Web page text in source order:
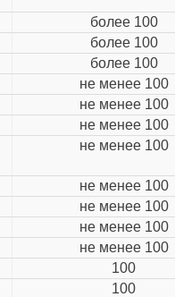
более 100
более 100
более 100
не менее 100
не менее 100
не менее 100
не менее 100
не менее 100
не менее 100
не менее 100
не менее 100
100
100